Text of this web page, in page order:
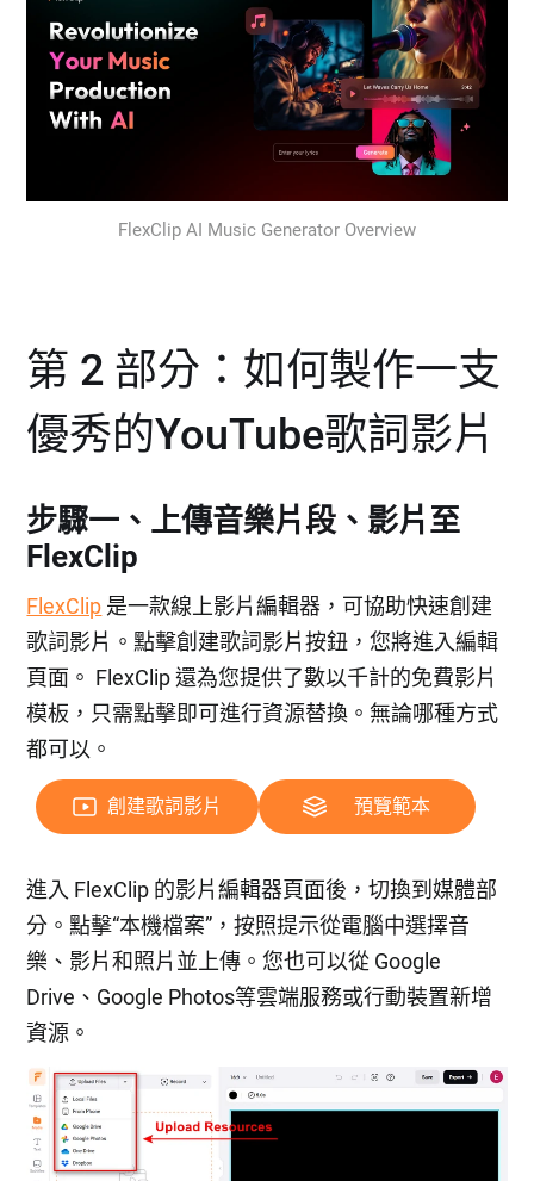
FlexClip AI Music Generator Overview
第 2 部分：如何製作一支
優秀的YouTube歌詞影片
步驟一、上傳音樂片段、影片至
FlexClip
FlexClip 是一款線上影片編輯器，可協助快速創建
歌詞影片。點擊創建歌詞影片按鈕，您將進入編輯
頁面。 FlexClip 還為您提供了數以千計的免費影片
模板，只需點擊即可進行資源替換。無論哪種方式
都可以。
創建歌詞影片 預覽範本
進入 FlexClip 的影片編輯器頁面後，切換到媒體部
分。點擊“本機檔案”，按照提示從電腦中選擇音
樂、影片和照片並上傳。您也可以從 Google
Drive、Google Photos等雲端服務或行動裝置新增
資源。